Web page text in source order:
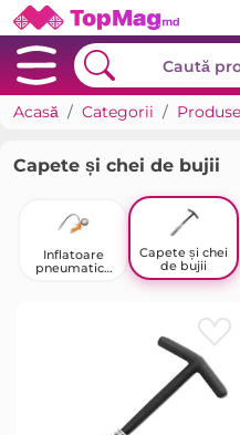
Acasă Categorii
Capete și chei de bujii
Inflatoare
pneumatice
Capete și chei
de bujii